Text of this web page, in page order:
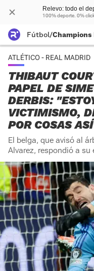
Relevo: todo el
100% deporte. 0%
Fútbol/Champions
ATLÉTICO - REAL MADRID
THIBAUT
PAPEL DE
DERBIS:
VICTIMISMO,
POR COSAS
El belga, que avisó al
Alvarez, respondió a